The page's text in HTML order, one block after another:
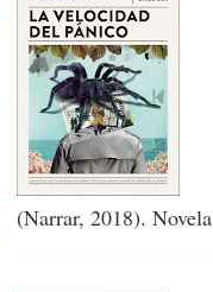
(Narrar, 2018). Novela